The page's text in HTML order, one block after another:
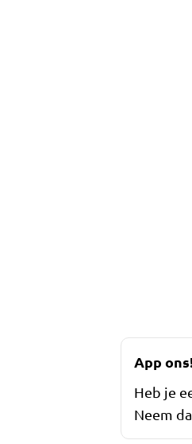
App
Heb je
Neem